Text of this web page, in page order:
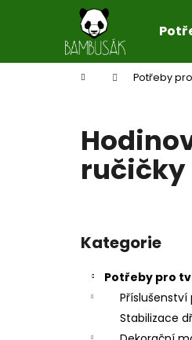
Domů Potřeby
ručičky
Přeskočit
kategorie
Kategorie
Potřeby pro
Příslušenství
Stabilizace
í
Zpět
do
Zpět
do